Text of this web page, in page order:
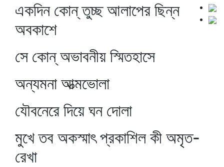
একদিন কোন্‌ তুচ্ছ আলাপের ছিন্ন
অবকাশে
সে কোন্‌ অভাবনীয় স্মিতহাসে
অন্যমনা আত্মভোলা
যৌবনেরে দিয়ে ঘন দোলা
মুখে তব অকস্মাৎ প্রকাশিল কী অমৃত-
রেখা